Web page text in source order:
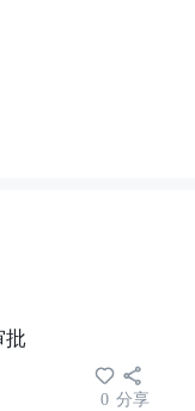
批
0 分享